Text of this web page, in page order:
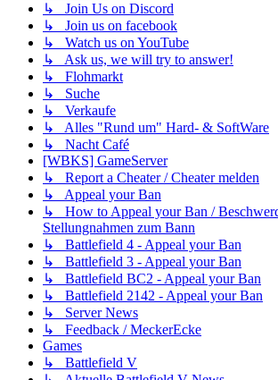
↳ Join Us on Discord
↳ Join us on facebook
↳ Watch us on YouTube
↳ Ask us, we will try to answer!
↳ Flohmarkt
↳ Suche
↳ Verkaufe
↳ Alles "Rund um" Hard- & SoftWare
↳ Nacht Café
[WBKS] GameServer
↳ Report a Cheater / Cheater melden
↳ Appeal your Ban
↳ How to Appeal your Ban /
Stellungnahmen zum Bann
↳ Battlefield 4 - Appeal your Ban
↳ Battlefield 3 - Appeal your Ban
↳ Battlefield BC2 - Appeal your Ban
↳ Battlefield 2142 - Appeal your Ban
↳ Server News
↳ Feedback / MeckerEcke
Games
↳ Battlefield V